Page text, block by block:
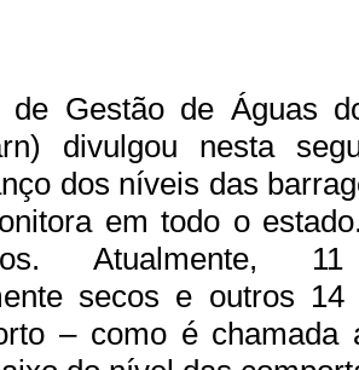
de Gestão de Águas
divulgou nesta
dos níveis das
em todo o
Atualmente,
secos e outros 14
– como é chamada